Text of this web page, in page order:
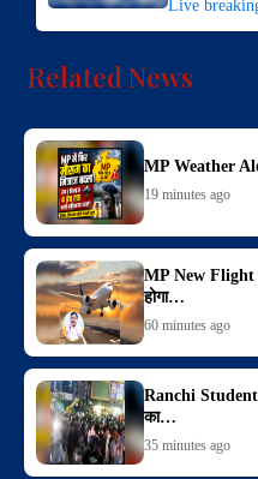
Live
Related News
MP Weather
19 minutes ago
MP New Flight
होगा…
60 minutes ago
Ranchi Student
का…
35 minutes ago